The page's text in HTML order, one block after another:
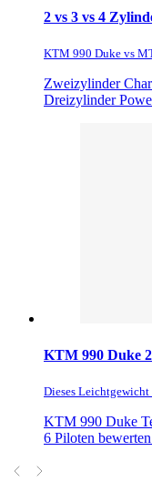
2 vs 3 vs 4
KTM 990 Duke vs
Zweizylinder
Dreizylinder
KTM 990 Duke
Dieses
KTM 990 Duke
6 Piloten